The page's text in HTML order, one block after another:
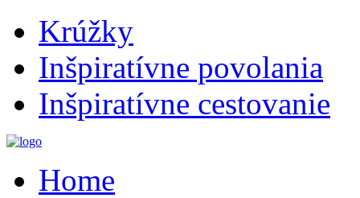
Krúžky
Inšpiratívne povolania
Inšpiratívne cestovanie
Home